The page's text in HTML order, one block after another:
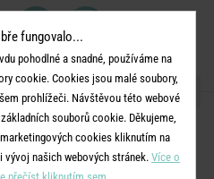
ZE SÉRIE
NOVÉ!
fungovalo...
pohodlné a snadné, používáme na
cookie. Cookies jsou malé soubory,
prohlížeči. Návštěvou této webové
souborů cookie. Děkujeme,
cookies kliknutím na
našich webových stránek. Více o